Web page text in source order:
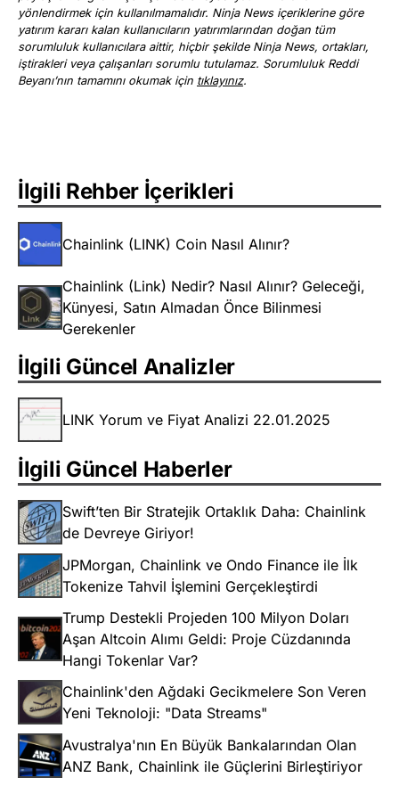
yönlendirmek için kullanılmamalıdır. Ninja News içeriklerine göre
yatırım kararı kalan kullanıcıların yatırımlarından doğan tüm
sorumluluk kullanıcılara aittir, hiçbir şekilde Ninja News, ortakları,
iştirakleri veya çalışanları sorumlu tutulamaz. Sorumluluk Reddi
Beyanı’nın tamamını okumak için tıklayınız.
İlgili Rehber İçerikleri
Chainlink (LINK) Coin Nasıl Alınır?
Chainlink (Link) Nedir? Nasıl Alınır? Geleceği,
Künyesi, Satın Almadan Önce Bilinmesi
Gerekenler
İlgili Güncel Analizler
LINK Yorum ve Fiyat Analizi 22.01.2025
İlgili Güncel Haberler
Swift’ten Bir Stratejik Ortaklık Daha: Chainlink
de Devreye Giriyor!
JPMorgan, Chainlink ve Ondo Finance ile İlk
Tokenize Tahvil İşlemini Gerçekleştirdi
Trump Destekli Projeden 100 Milyon Doları
Aşan Altcoin Alımı Geldi: Proje Cüzdanında
Hangi Tokenlar Var?
Chainlink'den Ağdaki Gecikmelere Son Veren
Yeni Teknoloji: "Data Streams"
Avustralya'nın En Büyük Bankalarından Olan
ANZ Bank, Chainlink ile Güçlerini Birleştiriyor